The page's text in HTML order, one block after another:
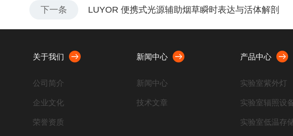
下一条 LUYOR 便携式光源辅助烟草瞬时表达与活体解剖
关于我们
公司简介
企业文化
荣誉资质
新闻中心
新闻中心
技术文章
产品中心
实验室紫外灯
实验室辐照设
实验室低温存